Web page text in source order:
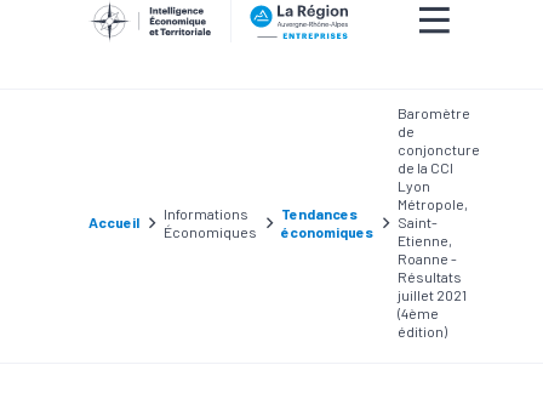
Accueil
Informations
Économiques
Tendances
économiques
Baromètre
de
conjoncture
de la CCI
Lyon
Métropole,
Saint-
Etienne,
Roanne -
Résultats
juillet 2021
(4ème
édition)